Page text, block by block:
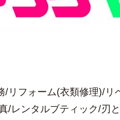
/リフォーム(衣類修理)/リ
/レンタルブティック/刃